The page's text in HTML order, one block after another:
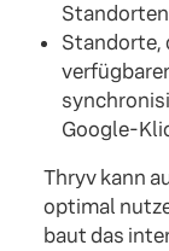
Standorte,
Google-
Thryv kann
optimal
baut das